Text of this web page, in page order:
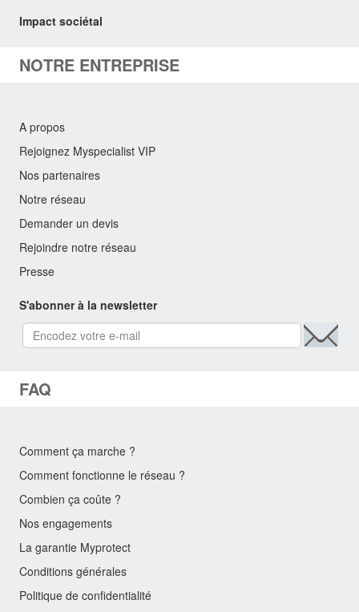
Impact sociétal
NOTRE ENTREPRISE
A propos
Rejoignez Myspecialist VIP
Nos partenaires
Notre réseau
Demander un devis
Rejoindre notre réseau
Presse
S'abonner à la newsletter
FAQ
Comment ça marche ?
Comment fonctionne le réseau ?
Combien ça coûte ?
Nos engagements
La garantie Myprotect
Conditions générales
Politique de confidentialité